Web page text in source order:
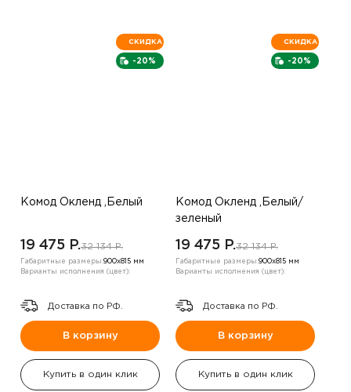
-20%
СКИДКА
Комод Окленд ,Белый
19 475 P.32 134 P.
Габаритные размеры:900х815 мм
Варианты исполнения (цвет):
Доставка по РФ.
В корзину
Купить в один клик
-20%
СКИДКА
Комод Окленд ,Белый/
зеленый
19 475 P.32 134 P.
Габаритные размеры:900х815 мм
Варианты исполнения (цвет):
Доставка по РФ.
В корзину
Купить в один клик